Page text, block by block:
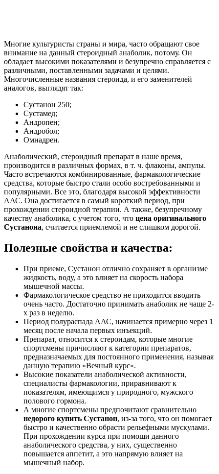
Многие культуристы страны и мира, часто обращают свое
внимание на данный стероидный анаболик, потому. Он
обладает высокими показателями и безупречно справляется с
различными, поставленными задачами и целями.
Многочисленные названия стероида, и его заменителей
аналогов, выглядят так:
Сустанон 250;
Сустамед;
Андропен;
Андробол;
Омнадрен.
Анаболический, стероидный препарат в наше время,
производится в различных формах, в т. ч. флаконы, ампулы.
Часто встречаются комбинированные, фармакологические
средства, которые быстро стали особо востребованными и
популярными. Все это, благодаря высокой эффективности
ААС. Она достигается в самый короткий период, при
прохождении стероидной терапии. А также, безупречному
качеству анаболика, с учетом того, что цена оригинального
Сустанона, считается приемлемой и не слишком дорогой.
Полезные свойства и качества:
При приеме, Сустанон отлично сохраняет в организме
жидкость, воду, а это влияет на скорость набора
мышечной массы.
Фармакологическое средство не приходится вводить
очень часто. Достаточно принимать анаболик не чаще 2-
х раз в неделю.
Период полураспада ААС, начинается примерно через 1
месяц после начала первых инъекций.
Препарат, относится к стероидам, которые многие
спортсмены причисляют к категории препаратов,
предназначаемых для постоянного применения, называя
данную терапию «Вечный курс».
Высокие показатели анаболической активности,
специалисты фармакологии, приравнивают к
показателям, имеющимся у природного, мужского
полового гормона.
А многие спортсмены предпочитают сравнительно
недорого купить Сустанон, из-за того, что он помогает
быстро и качественно обрасти рельефными мускулами.
При прохождении курса при помощи данного
анаболического средства, у них, существенно
повышается аппетит, а это напрямую влияет на
мышечный набор.